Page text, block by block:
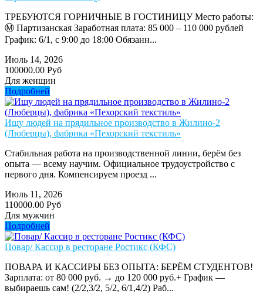
ТРЕБУЮТСЯ ГОРНИЧНЫЕ В ГОСТИНИЦУ Место работы:
Ⓜ️ Партизанская Заработная плата: 85 000 – 110 000 рублей
График: 6/1, с 9:00 до 18:00 Обязанн...
Июль 14, 2026
100000.00 Руб
Для женщин
Подробней
Ищу людей на прядильное производство в Жилино-2
(Люберцы), фабрика «Пехорский текстиль»
Стабильная работа на производственной линии, берём без
опыта — всему научим. Официальное трудоустройство с
первого дня. Компенсируем проезд ...
Июль 11, 2026
110000.00 Руб
Для мужчин
Подробней
Повар/ Кассир в ресторане Ростикс (КФС)
ПОВАРА И КАССИРЫ БЕЗ ОПЫТА: БЕРЁМ СТУДЕНТОВ!
Зарплата: от 80 000 руб. → до 120 000 руб.+ График —
выбираешь сам! (2/2,3/2, 5/2, 6/1,4/2) Раб...